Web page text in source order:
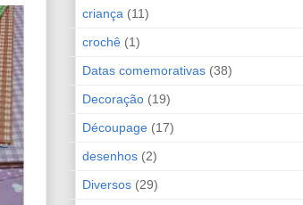
criança (11)
crochê (1)
Datas comemorativas (38)
Decoração (19)
Découpage (17)
desenhos (2)
Diversos (29)